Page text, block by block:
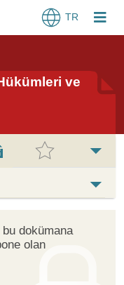
TR
ve
bu dokümana
olan